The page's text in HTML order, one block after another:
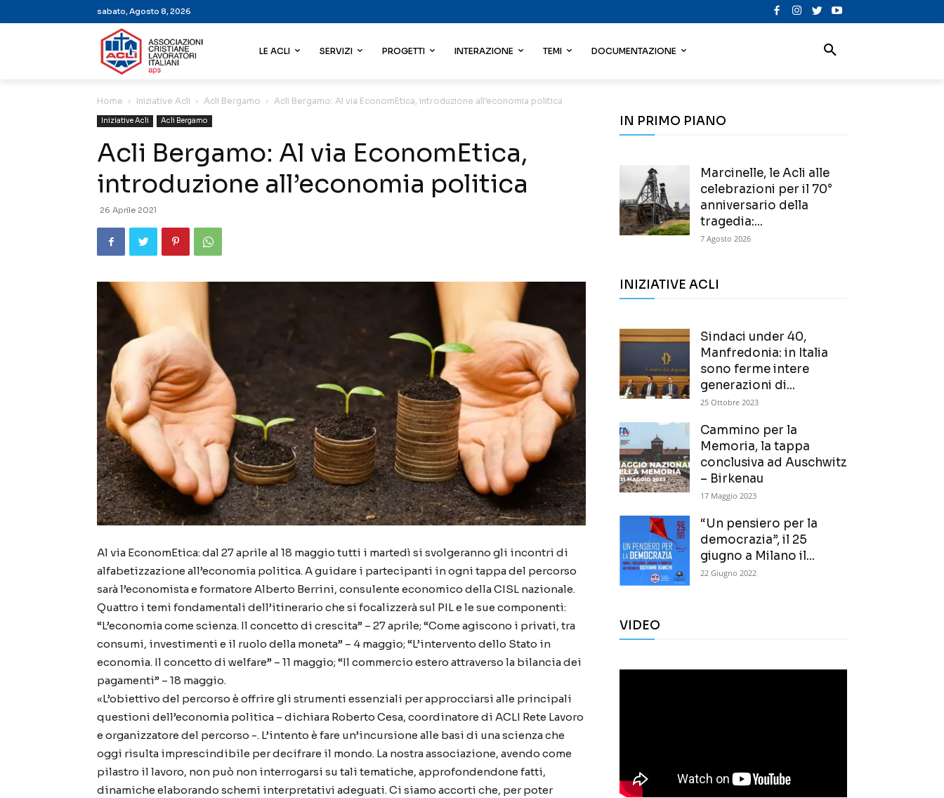
sabato, Agosto 8, 2026
LE ACLI SERVIZI PROGETTI INTERAZIONE TEMI DOCUMENTAZIONE
Home Iniziative Acli Acli Bergamo Acli Bergamo: Al via EconomEtica, introduzione all’economia politica
Iniziative Acli Acli Bergamo
Acli Bergamo: Al via EconomEtica,
introduzione all’economia politica
26 Aprile 2021
Al via EconomEtica: dal 27 aprile al 18 maggio tutti i martedì si svolgeranno gli incontri di
alfabetizzazione all’economia politica. A guidare i partecipanti in ogni tappa del percorso
sarà l’economista e formatore Alberto Berrini, consulente economico della CISL nazionale.
Quattro i temi fondamentali dell’itinerario che si focalizzerà sul PIL e le sue componenti:
“L’economia come scienza. Il concetto di crescita” – 27 aprile; “Come agiscono i privati, tra
consumi, investimenti e il ruolo della moneta” – 4 maggio; “L’intervento dello Stato in
economia. Il concetto di welfare” – 11 maggio; “Il commercio estero attraverso la bilancia dei
pagamenti” – 18 maggio.
«L’obiettivo del percorso è offrire gli strumenti essenziali per approcciarsi alle principali
questioni dell’economia politica – dichiara Roberto Cesa, coordinatore di ACLI Rete Lavoro
e organizzatore del percorso -. L’intento è fare un’incursione alle basi di una scienza che
oggi risulta imprescindibile per decifrare il mondo. La nostra associazione, avendo come
pilastro il lavoro, non può non interrogarsi su tali tematiche, approfondendone fatti,
dinamiche elaborando schemi interpretativi adeguati. Ci siamo accorti che, per poter
IN PRIMO PIANO
Marcinelle, le Acli alle
celebrazioni per il 70°
anniversario della
tragedia:...
7 Agosto 2026
INIZIATIVE ACLI
Sindaci under 40,
Manfredonia: in Italia
sono ferme intere
generazioni di...
25 Ottobre 2023
Cammino per la
Memoria, la tappa
conclusiva ad Auschwitz
– Birkenau
17 Maggio 2023
“Un pensiero per la
democrazia”, il 25
giugno a Milano il...
22 Giugno 2022
VIDEO